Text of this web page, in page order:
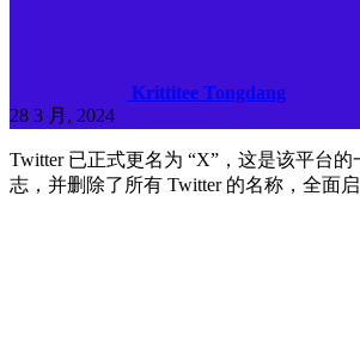
Krittitee Tongdang
28 3 月, 2024
Twitter 已正式更名为 “X”，这是该平台
志，并删除了所有 Twitter 的名称，全面